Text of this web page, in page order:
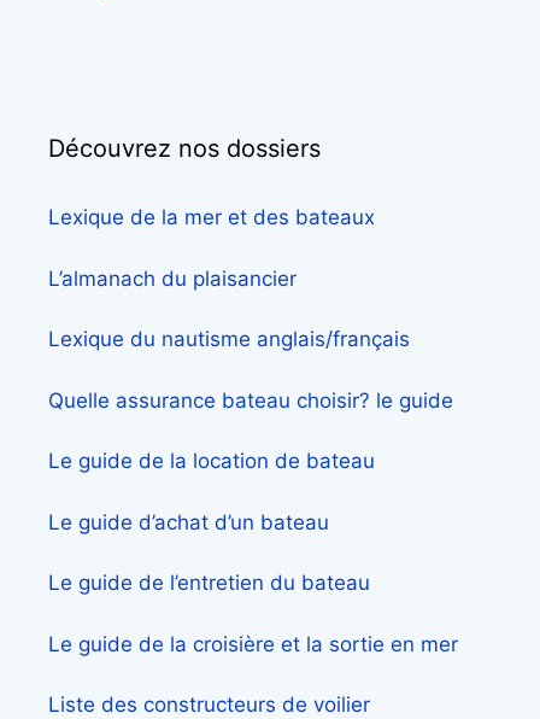
Découvrez nos dossiers
Lexique de la mer et des bateaux
L’almanach du plaisancier
Lexique du nautisme anglais/français
Quelle assurance bateau choisir? le guide
Le guide de la location de bateau
Le guide d’achat d’un bateau
Le guide de l’entretien du bateau
Le guide de la croisière et la sortie en mer
Liste des constructeurs de voilier